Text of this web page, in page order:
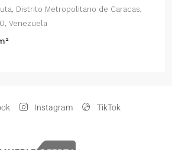
Distrito Metropolitano de Caracas,
Venezuela
Instagram TikTok